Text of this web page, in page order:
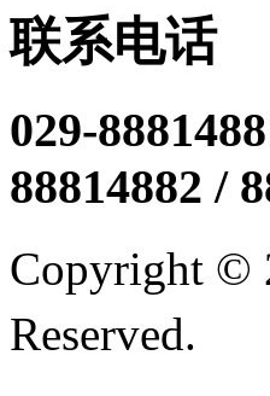
联系电话
029-
88814882 /
Copyright ©
Reserved.